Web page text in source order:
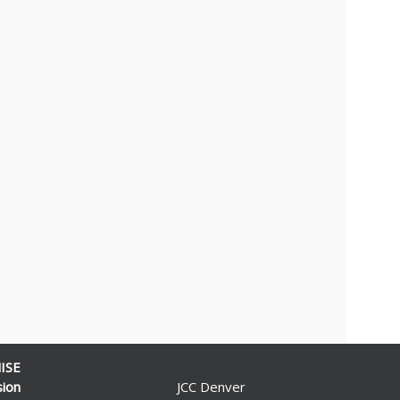
JCC Denver